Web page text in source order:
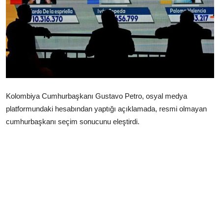
Kolombiya Cumhurbaşkanı Gustavo Petro, osyal medya
platformundaki hesabından yaptığı açıklamada, resmi olmayan
cumhurbaşkanı seçim sonucunu eleştirdi.